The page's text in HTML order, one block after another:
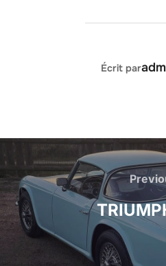
AUTEUR DE LA
Écrit par
Navigation
de
l’article